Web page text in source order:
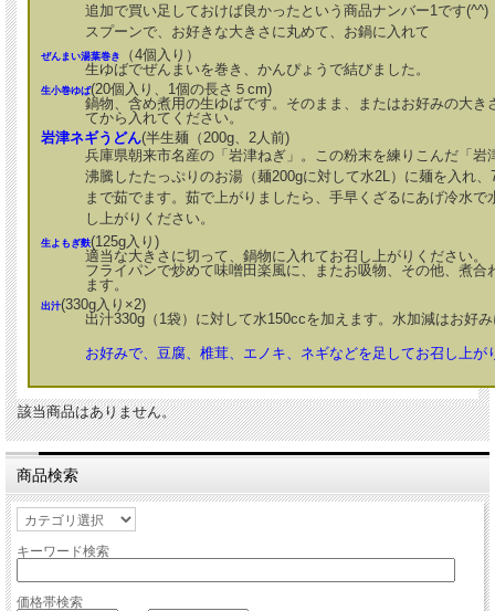
追加で買い足しておけば良かったという商品ナンバー1です(^^)
スプーンで、お好きな大きさに丸めて、お鍋に入れて
ぜんまい湯葉巻き
（4個入り）
生ゆばでぜんまいを巻き、かんぴょうで結びました。
生小巻ゆば(20個入り、1個の長さ５cm)
鍋物、含め煮用の生ゆばです。そのまま、またはお好みの大き
てから入れてください。
岩津ネギうどん(半生麺（200g、2人前)
兵庫県朝来市名産の「岩津ねぎ」。この粉末を練りこんだ「岩
沸騰したたっぷりのお湯（麺200gに対して水2L）に麺を入れ
まで茹でます。茹で上がりましたら、手早くざるにあげ冷水
し上がりください。
生よもぎ麩(125g入り)
適当な大きさに切って、鍋物に入れてお召し上がりください。
フライパンで炒めて味噌田楽風に、またお吸物、その他、煮合
ます。
出汁(330g入り×2)
出汁330g（1袋）に対して水150ccを加えます。水加減はお好
お好みで、豆腐、椎茸、エノキ、ネギなどを足してお召し上が
該当商品はありません。
商品検索
キーワード検索
価格帯検索